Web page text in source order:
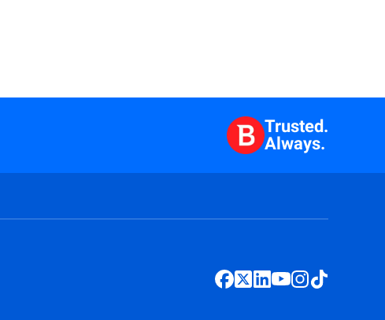
Trusted.
Always.